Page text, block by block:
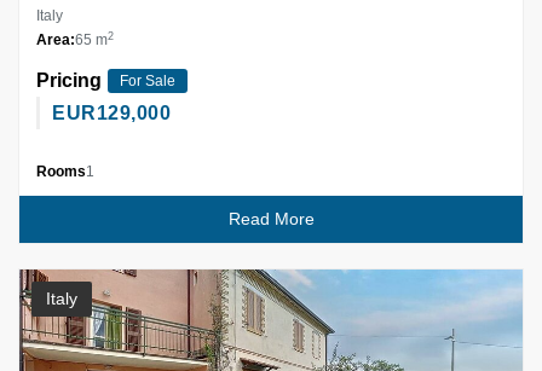
Italy
Area:65 m2
Pricing For Sale
EUR129,000
Rooms1
Read More
Italy